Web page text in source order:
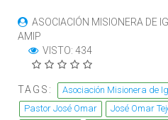
ASOCIACIÓN MISIONERA DE
AMIP
VISTO: 434
TAGS: Asociación Misionera de
Pastor José Omar
José Omar